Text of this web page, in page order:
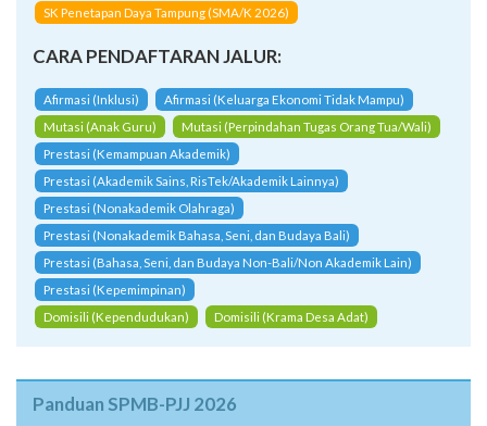
SK Penetapan Daya Tampung (SMA/K 2026)
CARA PENDAFTARAN JALUR:
Afirmasi (Inklusi)
Afirmasi (Keluarga Ekonomi Tidak Mampu)
Mutasi (Anak Guru)
Mutasi (Perpindahan Tugas Orang Tua/Wali)
Prestasi (Kemampuan Akademik)
Prestasi (Akademik Sains, RisTek/Akademik Lainnya)
Prestasi (Nonakademik Olahraga)
Prestasi (Nonakademik Bahasa, Seni, dan Budaya Bali)
Prestasi (Bahasa, Seni, dan Budaya Non-Bali/Non Akademik Lain)
Prestasi (Kepemimpinan)
Domisili (Kependudukan)
Domisili (Krama Desa Adat)
Panduan SPMB-PJJ 2026